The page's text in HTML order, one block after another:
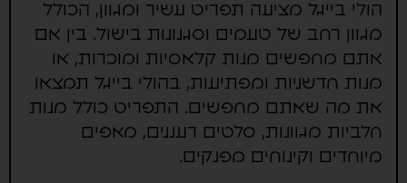
הולי בייגל מציעה תפריט עשיר ומגוון, הכולל
מגוון רחב של טעמים וסגנונות בישול. בין אם
אתם מחפשים מנות קלאסיות ומוכרות, או
מנות חדשניות ומפתיעות, בהולי בייגל תמצאו
את מה שאתם מחפשים. התפריט כולל מנות
חלביות מגוונות, סלטים רעננים, מאפים
מיוחדים וקינוחים מפנקים.